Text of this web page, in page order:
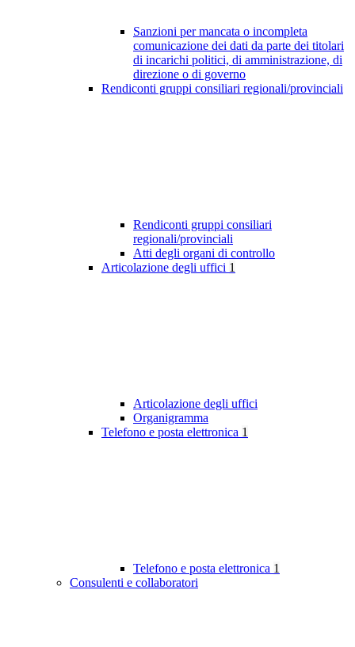
Sanzioni per mancata o incompleta
comunicazione dei dati da parte dei titolari
di incarichi politici, di amministrazione, di
direzione o di governo
Rendiconti gruppi consiliari regionali/provinciali
Rendiconti gruppi consiliari
regionali/provinciali
Atti degli organi di controllo
Articolazione degli uffici 1
Articolazione degli uffici
Organigramma
Telefono e posta elettronica 1
Telefono e posta elettronica 1
Consulenti e collaboratori